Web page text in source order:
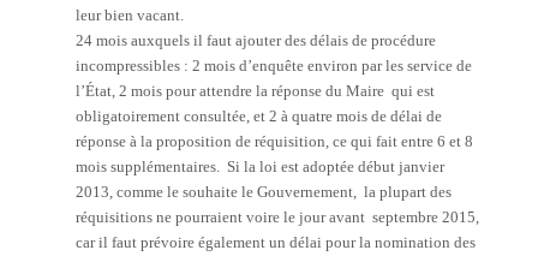
leur bien vacant.
24 mois auxquels il faut ajouter des délais de procédure
incompressibles : 2 mois d’enquête environ par les service de
l’État, 2 mois pour attendre la réponse du Maire qui est
obligatoirement consultée, et 2 à quatre mois de délai de
réponse à la proposition de réquisition, ce qui fait entre 6 et 8
mois supplémentaires. Si la loi est adoptée début janvier
2013, comme le souhaite le Gouvernement, la plupart des
réquisitions ne pourraient voire le jour avant septembre 2015,
car il faut prévoire également un délai pour la nomination des